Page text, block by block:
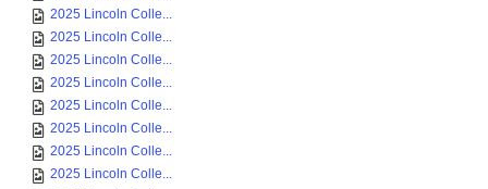
2025 Lincoln Colle...
2025 Lincoln Colle...
2025 Lincoln Colle...
2025 Lincoln Colle...
2025 Lincoln Colle...
2025 Lincoln Colle...
2025 Lincoln Colle...
2025 Lincoln Colle...